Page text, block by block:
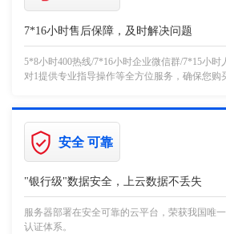
7*16小时售后保障，及时解决问题
5*8小时400热线/7*16小时企业微信群/7*15小时
对1提供专业指导操作等全方位服务，确保您购
安全 可靠
"银行级"数据安全，上云数据不丢失
服务器部署在安全可靠的云平台，荣获我国唯
认证体系。